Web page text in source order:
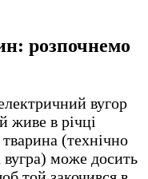
розпочнемо
вугор
живе в річці
(технічно
може досить